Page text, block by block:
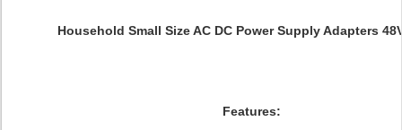
Household Small Size AC DC Power Supply Adapters
Features: